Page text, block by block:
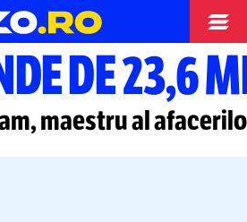
DE 23,6
maestru al